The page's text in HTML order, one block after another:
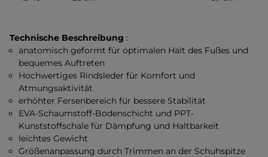
Technische Beschreibung :
anatomisch geformt für optimalen Halt des Fußes und
bequemes Auftreten
Hochwertiges Rindsleder für Komfort und
Atmungsaktivität
erhöhter Fersenbereich für bessere Stabilität
EVA-Schaumstoff-Bodenschicht und PPT-
Kunststoffschale für Dämpfung und Haltbarkeit
leichtes Gewicht
Größenanpassung durch Trimmen an der Schuhspitze